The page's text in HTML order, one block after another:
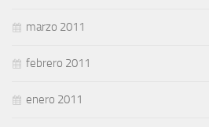
marzo 2011
febrero 2011
enero 2011